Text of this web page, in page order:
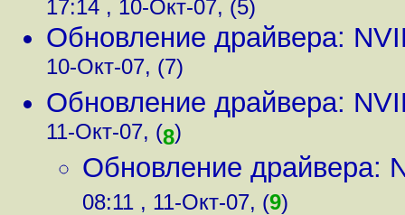
17:14 , 10-Окт-07, (5)
Обновление драйвера:
10-Окт-07, (7)
Обновление драйвера:
11-Окт-07, (8)
Обновление драйвера:
08:11 , 11-Окт-07, (9)